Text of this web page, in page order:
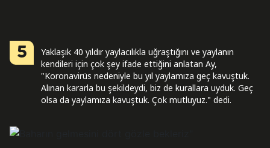
5
Yaklaşık 40 yıldır yaylacılıkla uğraştığını ve yaylanın
kendileri için çok şey ifade ettiğini anlatan Ay,
"Koronavirüs nedeniyle bu yıl yaylamıza geç kavuştuk.
Alınan kararla bu şekildeydi, biz de kurallara uyduk. Geç
olsa da yaylamıza kavuştuk. Çok mutluyuz." dedi.